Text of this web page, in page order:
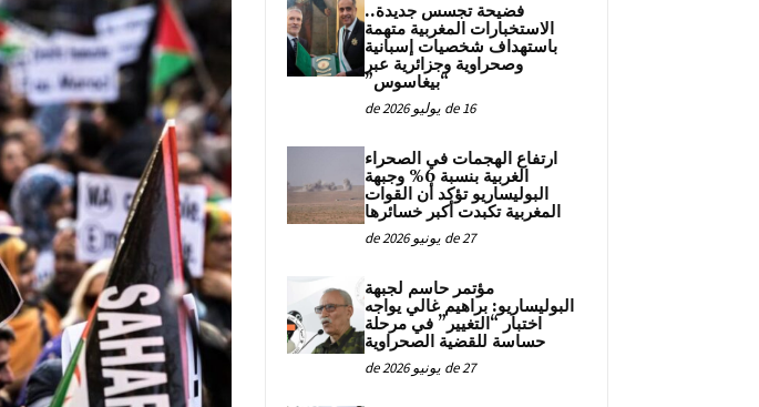
فضيحة تجسس جديدة..
الاستخبارات المغربية متهمة
باستهداف شخصيات إسبانية
وصحراوية وجزائرية عبر
“بيغاسوس”
16 de يوليو de 2026
ارتفاع الهجمات في الصحراء
الغربية بنسبة 6% وجبهة
البوليساريو تؤكد أن القوات
المغربية تكبدت أكبر خسائرها
27 de يونيو de 2026
مؤتمر حاسم لجبهة
البوليساريو: براهيم غالي يواجه
اختبار “التغيير” في مرحلة
حساسة للقضية الصحراوية
27 de يونيو de 2026